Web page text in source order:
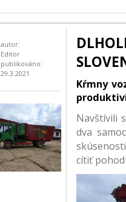
autor:
Editor
publikováno:
29.3.2021
Kŕmny
Navštívili
dva
cítiť